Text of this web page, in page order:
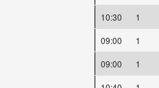
10:30
1
09:00
1
09:00
1